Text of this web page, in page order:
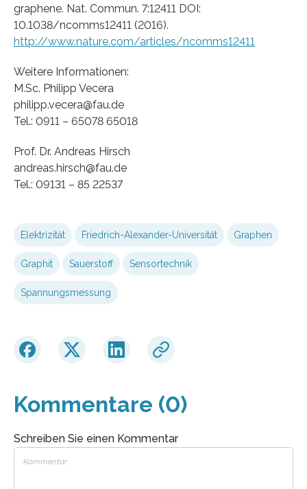
graphene. Nat. Commun. 7:12411 DOI:
10.1038/ncomms12411 (2016).
http://www.nature.com/articles/ncomms12411
Weitere Informationen:
M.Sc. Philipp Vecera
philipp.vecera@fau.de
Tel.: 0911 – 65078 65018
Prof. Dr. Andreas Hirsch
andreas.hirsch@fau.de
Tel.: 09131 – 85 22537
Elektrizität Friedrich-Alexander-Universität Graphen
Graphit Sauerstoff Sensortechnik
Spannungsmessung
Kommentare (0)
Schreiben Sie einen Kommentar